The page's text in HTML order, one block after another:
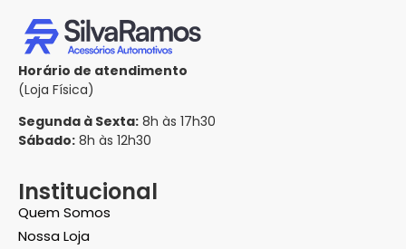
Horário de atendimento
(Loja Física)
Segunda à Sexta: 8h às 17h30
Sábado: 8h às 12h30
Institucional
Quem Somos
Nossa Loja